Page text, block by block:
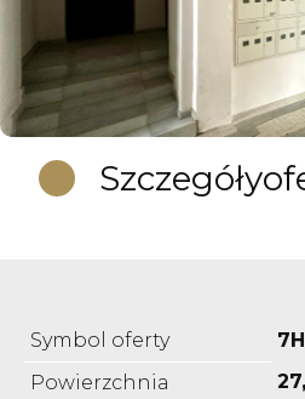
Szczegóły
Symbol oferty
Powierzchnia